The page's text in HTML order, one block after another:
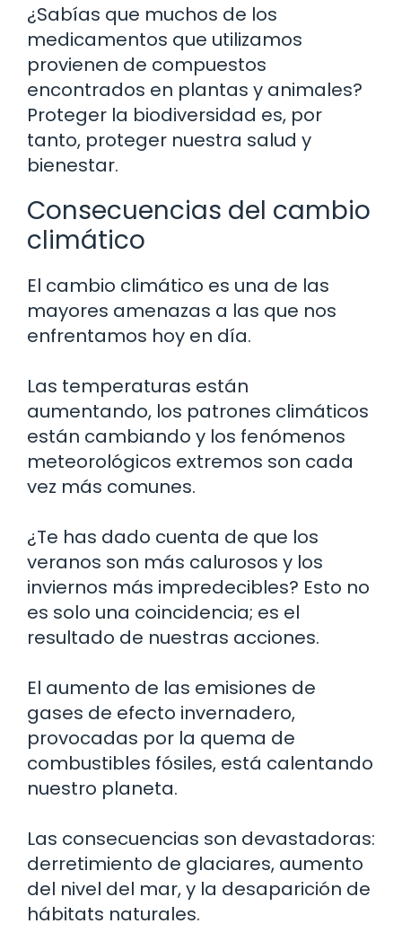
¿Sabías que muchos de los
medicamentos que utilizamos
provienen de compuestos
encontrados en plantas y animales?
Proteger la biodiversidad es, por
tanto, proteger nuestra salud y
bienestar.
Consecuencias del cambio
climático
El cambio climático es una de las
mayores amenazas a las que nos
enfrentamos hoy en día.
Las temperaturas están
aumentando, los patrones climáticos
están cambiando y los fenómenos
meteorológicos extremos son cada
vez más comunes.
¿Te has dado cuenta de que los
veranos son más calurosos y los
inviernos más impredecibles? Esto no
es solo una coincidencia; es el
resultado de nuestras acciones.
El aumento de las emisiones de
gases de efecto invernadero,
provocadas por la quema de
combustibles fósiles, está calentando
nuestro planeta.
Las consecuencias son devastadoras:
derretimiento de glaciares, aumento
del nivel del mar, y la desaparición de
hábitats naturales.